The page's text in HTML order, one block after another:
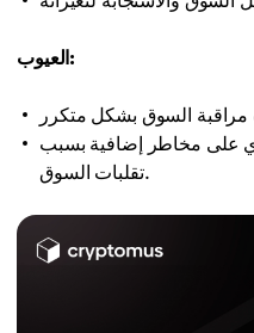
العيوب:
على مخاطر إضافية بسبب
تقلبات السوق.